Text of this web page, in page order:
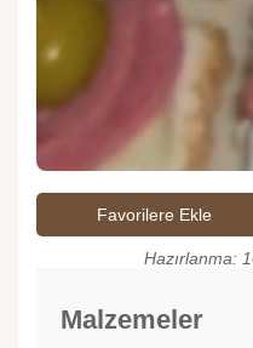
Favorilere Ekle
Hazırlanma:
Malzemeler